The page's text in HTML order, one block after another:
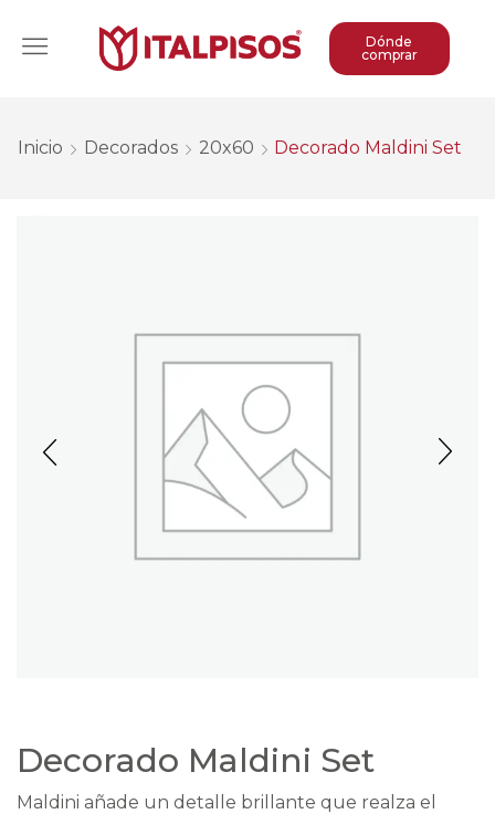
Dónde
comprar
Inicio Decorados 20x60 Decorado Maldini Set
Decorado Maldini Set
Maldini añade un detalle brillante que realza el